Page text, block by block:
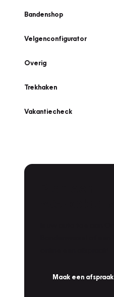
Bandenshop
Velgenconfigurator
Overig
Trekhaken
Vakantiecheck
Maak een afspraak